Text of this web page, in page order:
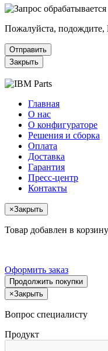
Пожалуйста, подождите,
Отправить
Закрыть
Главная
О нас
О конфигураторе
Решения и сборка
Оплата
Доставка
Гарантия
Пресс-центр
Контакты
×Закрыть
Товар добавлен в корзину
Оформить заказ
Продолжить покупки
×Закрыть
Вопрос специалисту
Продукт